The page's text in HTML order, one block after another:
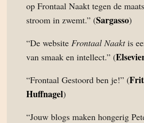
op Frontaal Naakt tegen de
stroom in zwemt.” (Sargasso)
“De website Frontaal Naaktis
van smaak en intellect.” (
“Frontaal Gestoord ben je!” (
Huffnagel)
“Jouw blogs maken hongerig